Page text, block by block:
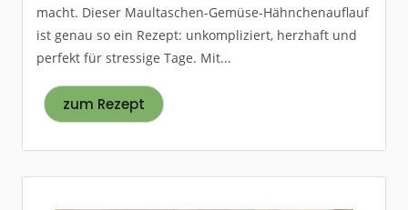
macht. Dieser Maultaschen-Gemüse-Hähnchenauflauf
ist genau so ein Rezept: unkompliziert, herzhaft und
perfekt für stressige Tage. Mit...
zum Rezept